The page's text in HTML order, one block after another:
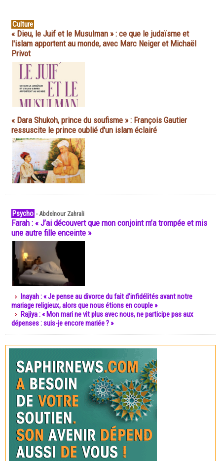
Culture
« Dieu, le Juif et le Musulman » : ce que le judaïsme et
l'islam apportent au monde, avec Marc Neiger et Michaël
Privot
« Dara Shukoh, prince du soufisme » : François Gautier
ressuscite le prince oublié d'un islam éclairé
Psycho -Abdelnour Zahrali
Farah : « J’ai découvert que mon conjoint m’a trompée et mis
une autre fille enceinte »
Inayah : « Je pense au divorce du fait d’infidélités avant notre
mariage religieux, alors que nous étions en couple »
Rajiya : « Mon mari ne vit plus avec nous, ne participe pas aux
dépenses : suis-je encore mariée ? »